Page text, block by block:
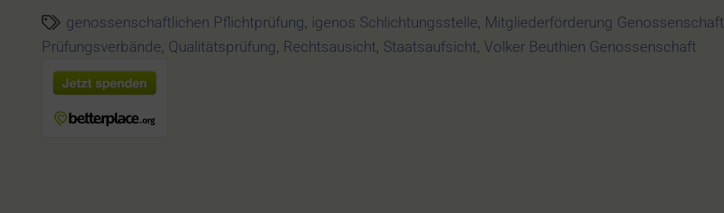
genossenschaftlichen Pflichtprüfung, igenos Schlichtungsstelle, Mitgliederförderung Genossenschaft
Prüfungsverbände, Qualitätsprüfung, Rechtsausicht, Staatsaufsicht, Volker Beuthien Genossenschaft